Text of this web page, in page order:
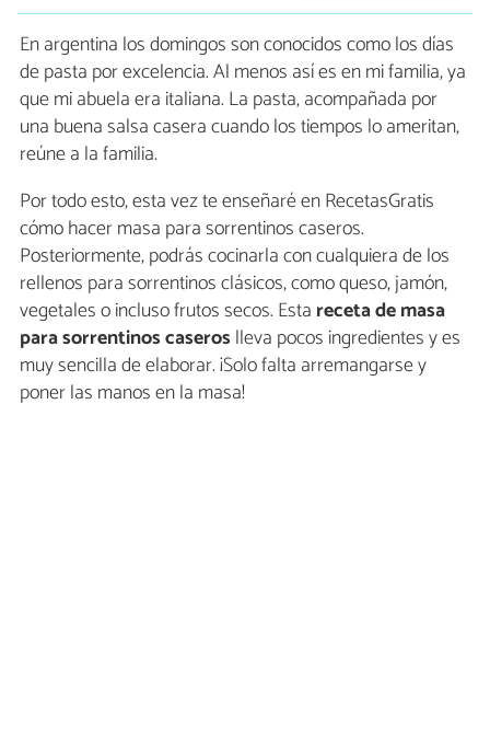
En argentina los domingos son conocidos como los días
de pasta por excelencia. Al menos así es en mi familia, ya
que mi abuela era italiana. La pasta, acompañada por
una buena salsa casera cuando los tiempos lo ameritan,
reúne a la familia.
Por todo esto, esta vez te enseñaré en RecetasGratis
cómo hacer masa para sorrentinos caseros.
Posteriormente, podrás cocinarla con cualquiera de los
rellenos para sorrentinos clásicos, como queso, jamón,
vegetales o incluso frutos secos. Esta receta de masa
para sorrentinos caseros lleva pocos ingredientes y es
muy sencilla de elaborar. ¡Solo falta arremangarse y
poner las manos en la masa!